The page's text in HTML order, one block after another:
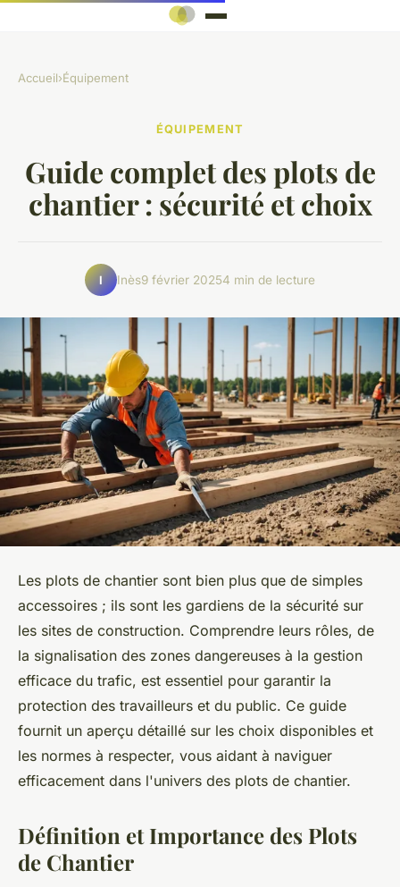
Accueil›Équipement
ÉQUIPEMENT
Guide complet des plots de
chantier : sécurité et choix
I Inès9 février 20254 min de lecture
Les plots de chantier sont bien plus que de simples
accessoires ; ils sont les gardiens de la sécurité sur
les sites de construction. Comprendre leurs rôles, de
la signalisation des zones dangereuses à la gestion
efficace du trafic, est essentiel pour garantir la
protection des travailleurs et du public. Ce guide
fournit un aperçu détaillé sur les choix disponibles et
les normes à respecter, vous aidant à naviguer
efficacement dans l'univers des plots de chantier.
Définition et Importance des Plots
de Chantier